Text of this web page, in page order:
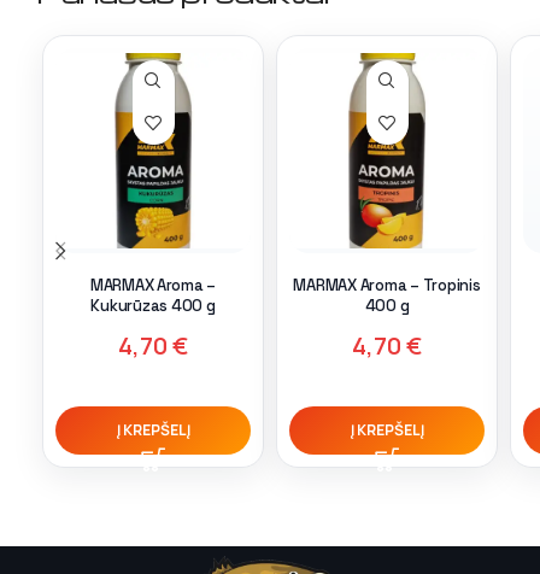
MARMAX Aroma –
Kukurūzas 400 g
4,70€
Į KREPŠELĮ
MARMAX Aroma – Tropinis
400 g
4,70€
Į KREPŠELĮ